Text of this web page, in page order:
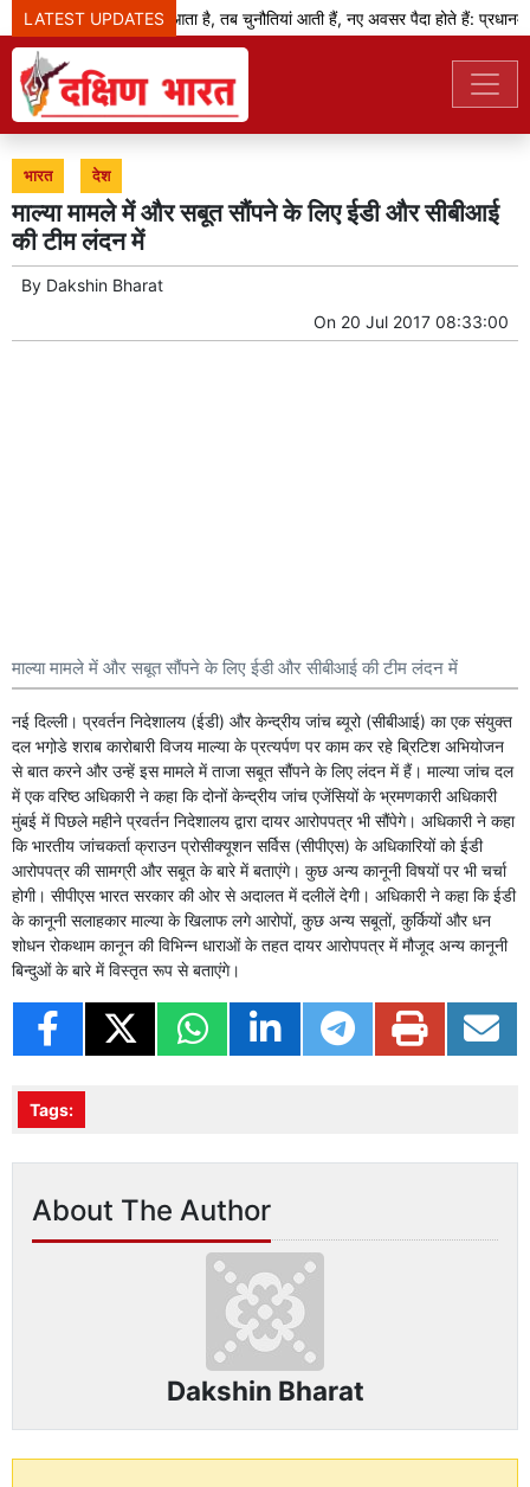
LATEST UPDATES
जब बदलाव का दौर आता है, तब चुनौतियां आती हैं, नए अवसर पैदा होते हैं:
भारत देश
माल्या मामले में और सबूत सौंपने के लिए ईडी और सीबीआई
की टीम लंदन में
By Dakshin Bharat
On 20 Jul 2017 08:33:00
माल्या मामले में और सबूत सौंपने के लिए ईडी और सीबीआई की टीम लंदन में
नई दिल्ली। प्रवर्तन निदेशालय (ईडी) और केन्द्रीय जांच ब्यूरो (सीबीआई) का एक संयुक्त
दल भगो़डे शराब कारोबारी विजय माल्या के प्रत्यर्पण पर काम कर रहे ब्रिटिश अभियोजन
से बात करने और उन्हें इस मामले में ताजा सबूत सौंपने के लिए लंदन में हैं। माल्या जांच दल
में एक वरिष्ठ अधिकारी ने कहा कि दोनों केन्द्रीय जांच एजेंसियों के भ्रमणकारी अधिकारी
मुंबई में पिछले महीने प्रवर्तन निदेशालय द्वारा दायर आरोपपत्र भी सौंपेगे। अधिकारी ने कहा
कि भारतीय जांचकर्ता क्राउन प्रोसीक्यूशन सर्विस (सीपीएस) के अधिकारियों को ईडी
आरोपपत्र की सामग्री और सबूत के बारे में बताएंगे। कुछ अन्य कानूनी विषयों पर भी चर्चा
होगी। सीपीएस भारत सरकार की ओर से अदालत में दलीलें देगी। अधिकारी ने कहा कि ईडी
के कानूनी सलाहकार माल्या के खिलाफ लगे आरोपों, कुछ अन्य सबूतों, कुर्कियों और धन
शोधन रोकथाम कानून की विभिन्न धाराओं के तहत दायर आरोपपत्र में मौजूद अन्य कानूनी
बिन्दुओं के बारे में विस्तृत रूप से बताएंगे।
Tags:
About The Author
Dakshin Bharat